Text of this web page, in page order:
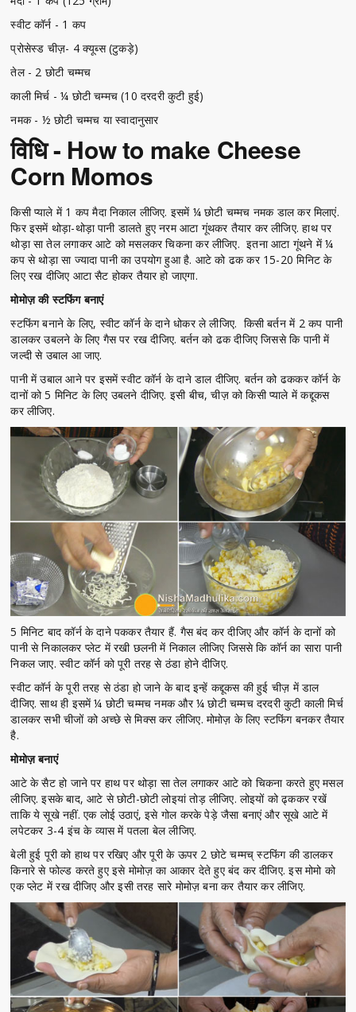
स्वीट कॉर्न - 1 कप
प्रोसेस्ड चीज़- 4 क्यूब्स (टुकड़े)
तेल - 2 छोटी चम्मच
काली मिर्च - ¼ छोटी चम्मच (10 दरदरी कुटी हुई)
नमक - ½ छोटी चम्मच या स्वादानुसार
विधि - How to make Cheese
Corn Momos
किसी प्याले में 1 कप मैदा निकाल लीजिए. इसमें ¼ छोटी चम्मच नमक डाल कर मिलाएं.
फिर इसमें थोड़ा-थोड़ा पानी डालते हुए नरम आटा गूंथकर तैयार कर लीजिए. हाथ पर
थोड़ा सा तेल लगाकर आटे को मसलकर चिकना कर लीजिए. इतना आटा गूंथने में ¼
कप से थोड़ा सा ज्यादा पानी का उपयोग हुआ है. आटे को ढक कर 15-20 मिनिट के
लिए रख दीजिए आटा सैट होकर तैयार हो जाएगा.
मोमोज़ की स्टफिंग बनाएं
स्टफिंग बनाने के लिए, स्वीट कॉर्न के दाने धोकर ले लीजिए. किसी बर्तन में 2 कप पानी
डालकर उबलने के लिए गैस पर रख दीजिए. बर्तन को ढक दीजिए जिससे कि पानी में
जल्दी से उबाल आ जाए.
पानी में उबाल आने पर इसमें स्वीट कॉर्न के दाने डाल दीजिए. बर्तन को ढककर कॉर्न के
दानों को 5 मिनिट के लिए उबलने दीजिए. इसी बीच, चीज़ को किसी प्याले में कद्दूकस
कर लीजिए.
5 मिनिट बाद कॉर्न के दाने पककर तैयार हैं. गैस बंद कर दीजिए और कॉर्न के दानों को
पानी से निकालकर प्लेट में रखी छलनी में निकाल लीजिए जिससे कि कॉर्न का सारा पानी
निकल जाए. स्वीट कॉर्न को पूरी तरह से ठंडा होने दीजिए.
स्वीट कॉर्न के पूरी तरह से ठंडा हो जाने के बाद इन्हें कद्दूकस की हुई चीज़ में डाल
दीजिए. साथ ही इसमें ¼ छोटी चम्मच नमक और ¼ छोटी चम्मच दरदरी कुटी काली मिर्च
डालकर सभी चीजों को अच्छे से मिक्स कर लीजिए. मोमोज़ के लिए स्टफिंग बनकर तैयार
है.
मोमोज़ बनाएं
आटे के सैट हो जाने पर हाथ पर थोड़ा सा तेल लगाकर आटे को चिकना करते हुए मसल
लीजिए. इसके बाद, आटे से छोटी-छोटी लोइयां तोड़ लीजिए. लोइयों को ढ्ककर रखें
ताकि ये सूखे नहीं. एक लोई उठाएं, इसे गोल करके पेड़े जैसा बनाएं और सूखे आटे में
लपेटकर 3-4 इंच के व्यास में पतला बेल लीजिए.
बेली हुई पूरी को हाथ पर रखिए और पूरी के ऊपर 2 छोटे चम्मच् स्टफिंग की डालकर
किनारे से फोल्ड करते हुए इसे मोमोज़ का आकार देते हुए बंद कर दीजिए. इस मोमो को
एक प्लेट में रख दीजिए और इसी तरह सारे मोमोज़ बना कर तैयार कर लीजिए.